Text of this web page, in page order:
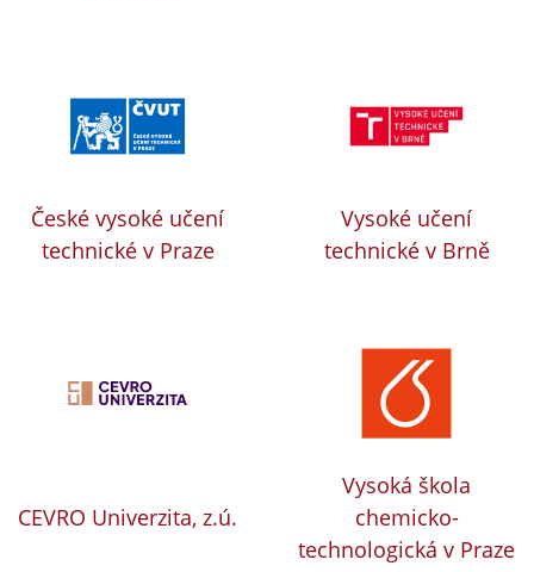
České vysoké učení
technické v Praze
Vysoké učení
technické v Brně
CEVRO Univerzita, z.ú.
Vysoká škola
chemicko-
technologická v Praze